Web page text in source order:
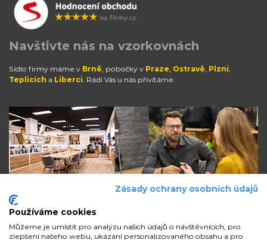
Navštivte nás na vzorkovnách
Sídlo firmy máme v Brně, pobočky v Praze, Ostravě, Plzni,
Teplicích a Liberci. Rádi Vás u nás přivítáme.
Zásady ochrany osobních údajů
Používáme cookies
Můžeme je umístit pro analýzu našich údajů o návštěvnících, pro
zlepšení našeho webu, ukázání personalizovaného obsahu a pro